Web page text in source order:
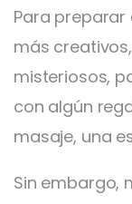
Para preparar
más
misteriosos,
con algún
masaje, una
Sin embargo,